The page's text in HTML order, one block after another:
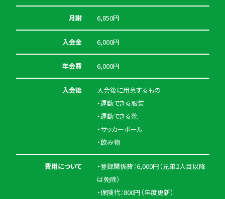
月謝 6,850円
入会金 6,000円
年会費 6,000円
入会後
入会後に用意するもの
・運動できる服装
・運動できる靴
・サッカーボール
・飲み物
費用について
・登録関係費：6,000円（兄弟2人目以降
は免除）
・保険代：800円（年度更新）